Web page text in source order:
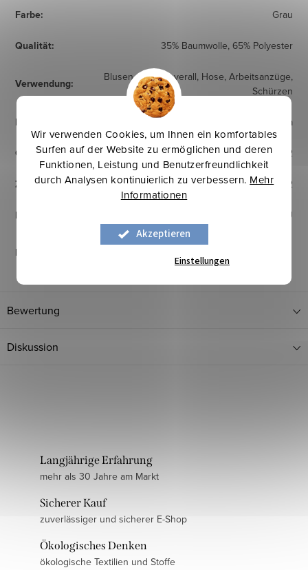
Wir verwenden Cookies, um Ihnen ein komfortables
Surfen auf der Website zu ermöglichen und deren
Funktionen, Leistung und Benutzerfreundlichkeit
durch Analysen kontinuierlich zu verbessern. Mehr
Informationen
Akzeptieren
Einstellungen
Farbe: Grau
Qualität: 35% Baumwolle, 65% Polyester
Verwendung:
Blusen, Arbeitsoverall, Hose, Arbeitsanzüge,
Schürzen
Breite 150 cm
Gewicht: 245 g/m2
Zertifikat: EN ISO 13688:2013-12
Herkunftsland EU
Pflegehinweise
Bewertung
Diskussion
Langjährige Erfahrung
mehr als 30 Jahre am Markt
Sicherer Kauf
zuverlässiger und sicherer E-Shop
Ökologisches Denken
ökologische Textilien und Stoffe